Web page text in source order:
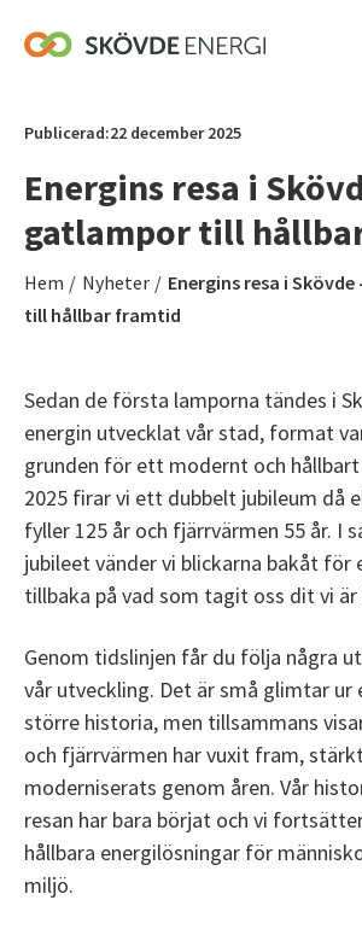
Publicerad:22 december 2025
Energins resa i
gatlampor till
Hem / Nyheter / Energins resa i
till hållbar framtid
Sedan de första lamporna tändes i
energin utvecklat vår stad, format
grunden för ett modernt och hållbart
2025 firar vi ett dubbelt jubileum då
fyller 125 år och fjärrvärmen 55 år. I
jubileet vänder vi blickarna bakåt för
tillbaka på vad som tagit oss dit vi är
Genom tidslinjen får du följa några
vår utveckling. Det är små glimtar ur
större historia, men tillsammans
och fjärrvärmen har vuxit fram,
moderniserats genom åren. Vår
resan har bara börjat och vi
hållbara energilösningar för
miljö.